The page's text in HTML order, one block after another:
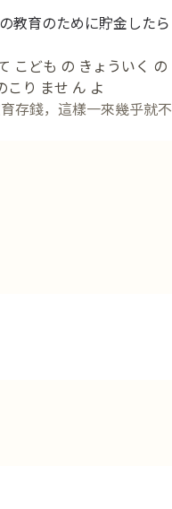
教育のために貯金したら
こども の きょういく の
こり ませ ん よ
存錢，這樣一來幾乎就不